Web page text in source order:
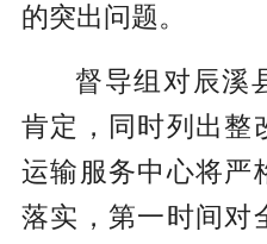
的突出问题。
督导组对辰溪
肯定，同时列出整
运输服务中心将严
落实，第一时间对